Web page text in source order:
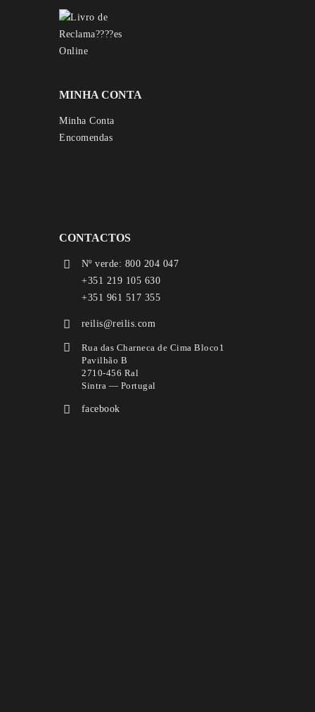
MINHA CONTA
Minha Conta
Encomendas
CONTACTOS
Nº verde: 800 204 047
+351 219 105 630
+351 961 517 355
reilis@reilis.com
Rua das Charneca de Cima Bloco1
Pavilhão B
2710-456 Ral
Sintra — Portugal
facebook